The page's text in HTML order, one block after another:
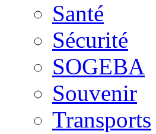
Santé
Sécurité
SOGEBA
Souvenir
Transports